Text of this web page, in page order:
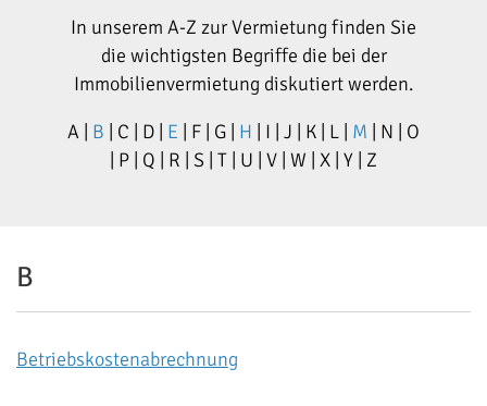
In unserem A-Z zur Vermietung finden Sie
die wichtigsten Begriffe die bei der
Immobilienvermietung diskutiert werden.
A | B | C | D | E | F | G | H | I | J | K | L | M | N | O
| P | Q | R | S | T | U | V | W | X | Y | Z
B
Betriebskostenabrechnung